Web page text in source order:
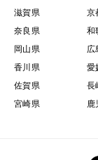
滋賀県
京
奈良県
和
岡山県
広
香川県
愛
佐賀県
長
宮崎県
鹿